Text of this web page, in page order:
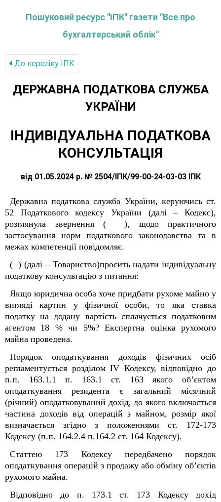
Пошуковий ресурс "ІПК" газети "Все про
бухгалтерський облік"
До переліку IПК
ДЕРЖАВНА ПОДАТКОВА СЛУЖБА
УКРАЇНИ
ІНДИВІДУАЛЬНА ПОДАТКОВА
КОНСУЛЬТАЦІЯ
від 01.05.2024 р. № 2504/ІПК/99-00-24-03-03 ІПК
Державна податкова служба України, керуючись ст.
52 Податкового кодексу України (далі – Кодекс),
розглянула звернення ( ), щодо практичного
застосування норм податкового законодавства та в
межах компетенції повідомляє.
( ) (далі – Товариство)просить надати індивідуальну
податкову консультацію з питання:
Якщо юридична особа хоче придбати рухоме майно у
вигляді картин у фізичної особи, то яка ставка
податку на додану вартість сплачується податковим
агентом 18 % чи 5%? Експертна оцінка рухомого
майна проведена.
Порядок оподаткування доходів фізичних осіб
регламентується розділом IV Кодексу, відповідно до
п.п. 163.1.1 п. 163.1 ст. 163 якого об’єктом
оподаткування резидента є загальний місячний
(річний) оподатковуваний дохід, до якого включається
частина доходів від операцій з майном, розмір якої
визначається згідно з положеннями ст. 172-173
Кодексу (п.п. 164.2.4 п.164.2 ст. 164 Кодексу).
Статтею 173 Кодексу передбачено порядок
оподаткування операцій з продажу або обміну об’єктів
рухомого майна.
Відповідно до п. 173.1 ст. 173 Кодексу дохід